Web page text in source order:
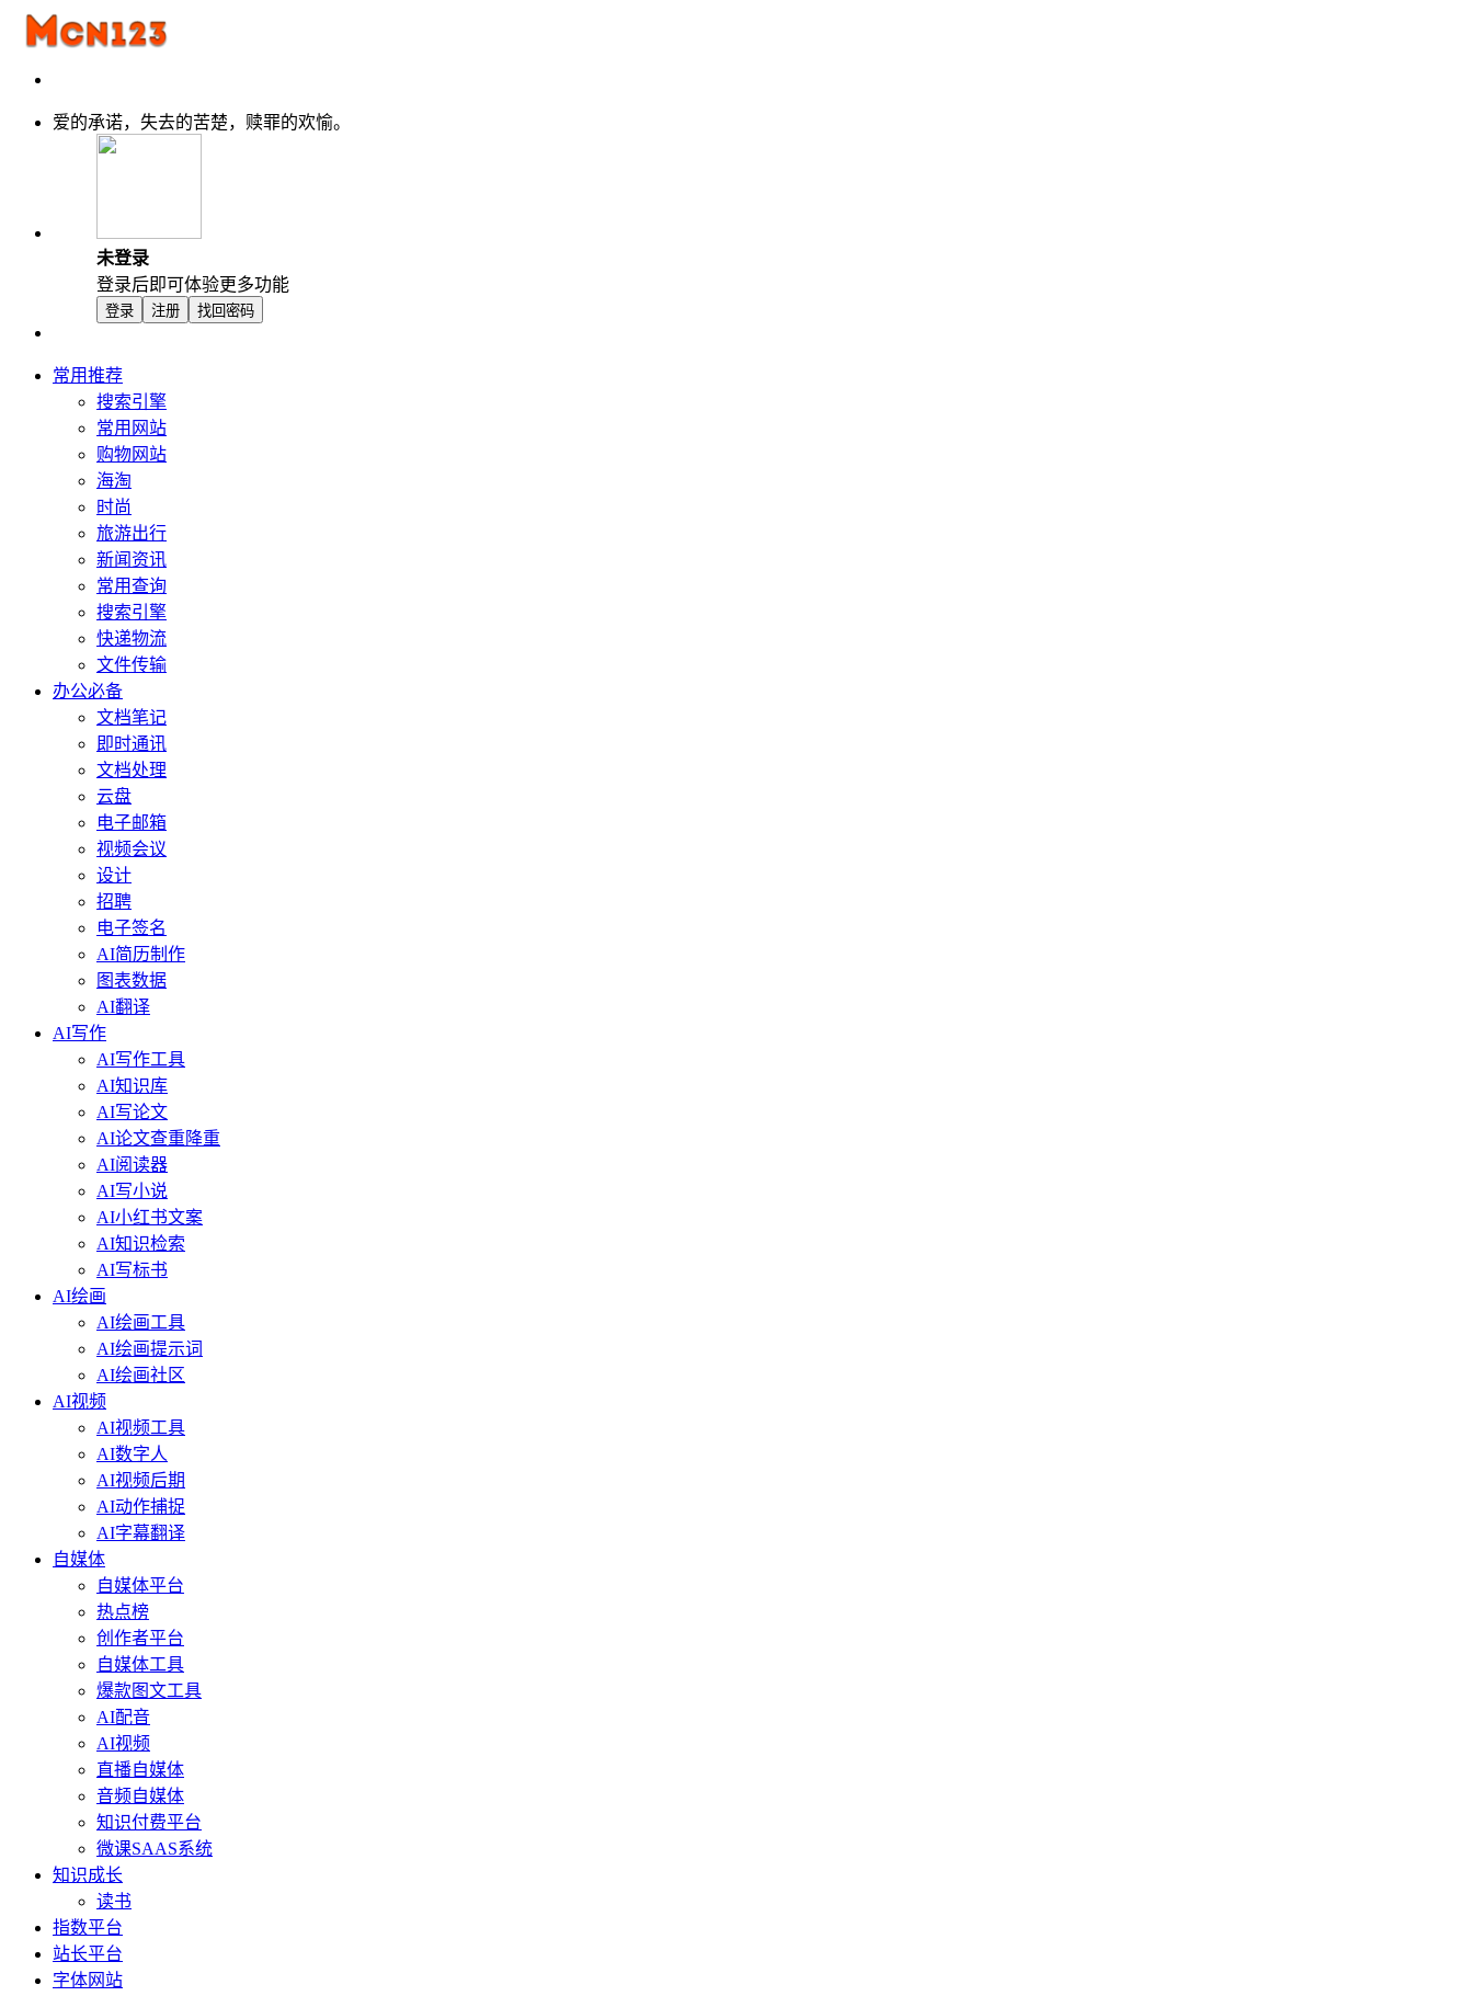
爱的承诺，失去的苦楚，赎罪的欢愉。
未登录
登录后即可体验更多功能
登录 注册 找回密码
常用推荐
搜索引擎
常用网站
购物网站
海淘
时尚
旅游出行
新闻资讯
常用查询
搜索引擎
快递物流
文件传输
办公必备
文档笔记
即时通讯
文档处理
云盘
电子邮箱
视频会议
设计
招聘
电子签名
AI简历制作
图表数据
AI翻译
AI写作
AI写作工具
AI知识库
AI写论文
AI论文查重降重
AI阅读器
AI写小说
AI小红书文案
AI知识检索
AI写标书
AI绘画
AI绘画工具
AI绘画提示词
AI绘画社区
AI视频
AI视频工具
AI数字人
AI视频后期
AI动作捕捉
AI字幕翻译
自媒体
自媒体平台
热点榜
创作者平台
自媒体工具
爆款图文工具
AI配音
AI视频
直播自媒体
音频自媒体
知识付费平台
微课SAAS系统
知识成长
读书
指数平台
站长平台
字体网站